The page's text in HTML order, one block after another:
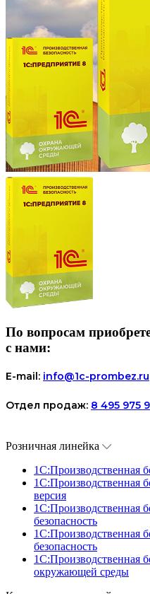
По вопросам
с нами:
E-mail: info@1c-prombez.ru
Отдел продаж: 8 495 975
Розничная линейка
1C:Производственная
1C:Производственная
версия
1C:Производственная
безопасность
1C:Производственная
безопасность
1C:Производственная
окружающей среды